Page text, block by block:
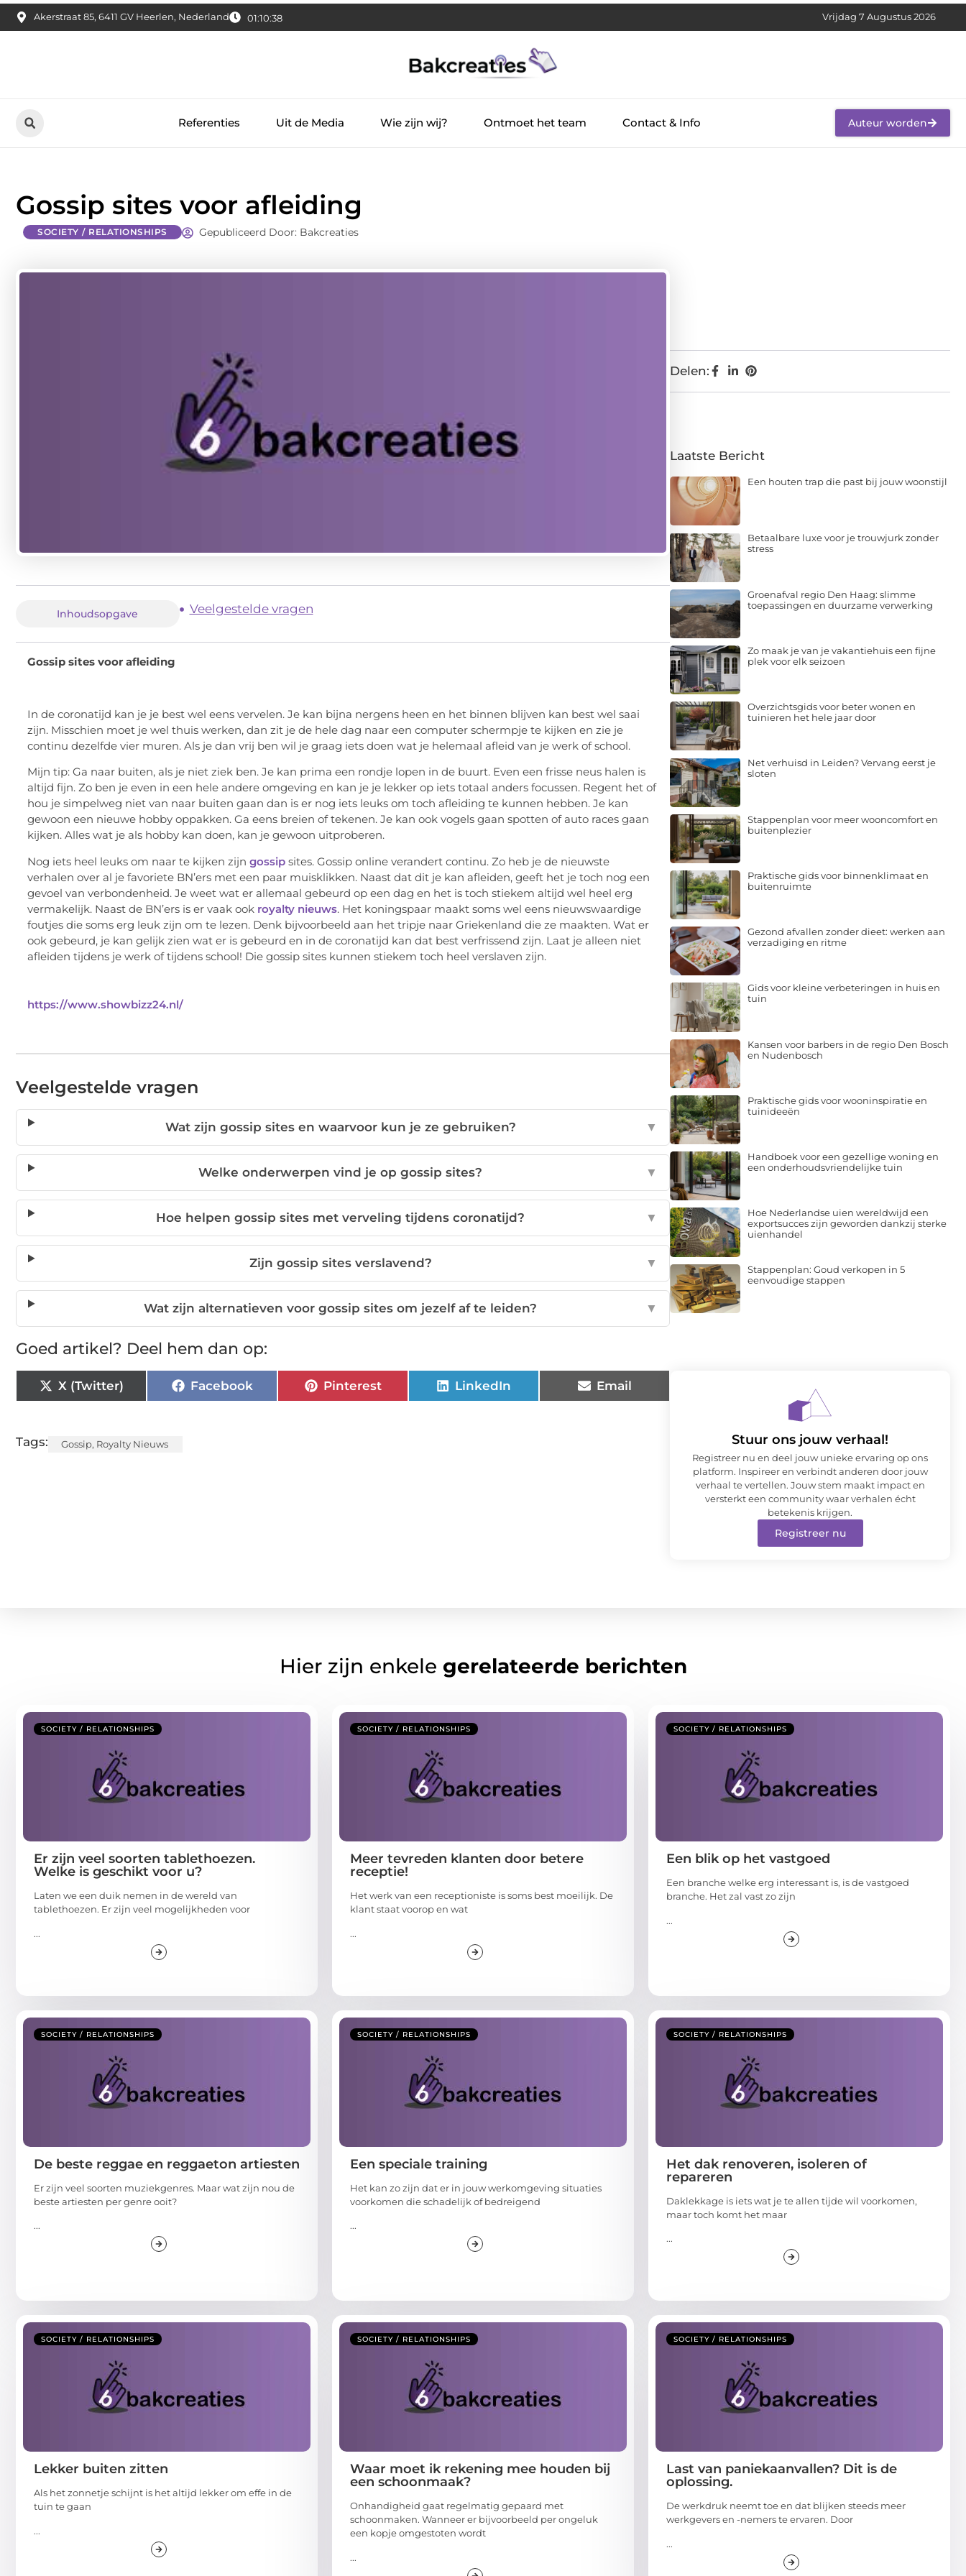
Akerstraat 85, 6411 GV Heerlen, Nederland 01:10:39 Vrijdag 7 Augustus 2026
Referenties Uit de Media Wie zijn wij? Ontmoet het team Contact & Info Auteur worden
Gossip sites voor afleiding
SOCIETY / RELATIONSHIPS Gepubliceerd Door: Bakcreaties
Inhoudsopgave Veelgestelde vragen
Gossip sites voor afleiding
In de coronatijd kan je je best wel eens vervelen. Je kan bijna nergens heen en het binnen blijven kan best wel saai
zijn. Misschien moet je wel thuis werken, dan zit je de hele dag naar een computer schermpje te kijken en zie je
continu dezelfde vier muren. Als je dan vrij ben wil je graag iets doen wat je helemaal afleid van je werk of school.
Mijn tip: Ga naar buiten, als je niet ziek ben. Je kan prima een rondje lopen in de buurt. Even een frisse neus halen is
altijd fijn. Zo ben je even in een hele andere omgeving en kan je je lekker op iets totaal anders focussen. Regent het of
hou je simpelweg niet van naar buiten gaan dan is er nog iets leuks om toch afleiding te kunnen hebben. Je kan
gewoon een nieuwe hobby oppakken. Ga eens breien of tekenen. Je kan ook vogels gaan spotten of auto races gaan
kijken. Alles wat je als hobby kan doen, kan je gewoon uitproberen.
Nog iets heel leuks om naar te kijken zijn gossip sites. Gossip online verandert continu. Zo heb je de nieuwste
verhalen over al je favoriete BN’ers met een paar muisklikken. Naast dat dit je kan afleiden, geeft het je toch nog een
gevoel van verbondenheid. Je weet wat er allemaal gebeurd op een dag en het is toch stiekem altijd wel heel erg
vermakelijk. Naast de BN’ers is er vaak ook royalty nieuws. Het koningspaar maakt soms wel eens nieuwswaardige
foutjes die soms erg leuk zijn om te lezen. Denk bijvoorbeeld aan het tripje naar Griekenland die ze maakten. Wat er
ook gebeurd, je kan gelijk zien wat er is gebeurd en in de coronatijd kan dat best verfrissend zijn. Laat je alleen niet
afleiden tijdens je werk of tijdens school! Die gossip sites kunnen stiekem toch heel verslaven zijn.
https://www.showbizz24.nl/
Veelgestelde vragen
Wat zijn gossip sites en waarvoor kun je ze gebruiken? ▼
Welke onderwerpen vind je op gossip sites? ▼
Hoe helpen gossip sites met verveling tijdens coronatijd? ▼
Zijn gossip sites verslavend? ▼
Wat zijn alternatieven voor gossip sites om jezelf af te leiden? ▼
Goed artikel? Deel hem dan op:
X (Twitter) Facebook Pinterest LinkedIn Email
Tags: Gossip, Royalty Nieuws
Delen:
Laatste Bericht
Een houten trap die past bij jouw woonstijl
Betaalbare luxe voor je trouwjurk zonder
stress
Groenafval regio Den Haag: slimme
toepassingen en duurzame verwerking
Zo maak je van je vakantiehuis een fijne
plek voor elk seizoen
Overzichtsgids voor beter wonen en
tuinieren het hele jaar door
Net verhuisd in Leiden? Vervang eerst je
sloten
Stappenplan voor meer wooncomfort en
buitenplezier
Praktische gids voor binnenklimaat en
buitenruimte
Gezond afvallen zonder dieet: werken aan
verzadiging en ritme
Gids voor kleine verbeteringen in huis en
tuin
Kansen voor barbers in de regio Den Bosch
en Nudenbosch
Praktische gids voor wooninspiratie en
tuinideeën
Handboek voor een gezellige woning en
een onderhoudsvriendelijke tuin
Hoe Nederlandse uien wereldwijd een
exportsucces zijn geworden dankzij sterke
uienhandel
Stappenplan: Goud verkopen in 5
eenvoudige stappen
Stuur ons jouw verhaal!
Registreer nu en deel jouw unieke ervaring op ons
platform. Inspireer en verbindt anderen door jouw
verhaal te vertellen. Jouw stem maakt impact en
versterkt een community waar verhalen écht
betekenis krijgen.
Registreer nu
Hier zijn enkele gerelateerde berichten
SOCIETY / RELATIONSHIPS
Er zijn veel soorten tablethoezen.
Welke is geschikt voor u?
Laten we een duik nemen in de wereld van
tablethoezen. Er zijn veel mogelijkheden voor
...
SOCIETY / RELATIONSHIPS
Meer tevreden klanten door betere
receptie!
Het werk van een receptioniste is soms best moeilijk. De
klant staat voorop en wat
...
SOCIETY / RELATIONSHIPS
Een blik op het vastgoed
Een branche welke erg interessant is, is de vastgoed
branche. Het zal vast zo zijn
...
SOCIETY / RELATIONSHIPS
De beste reggae en reggaeton artiesten
Er zijn veel soorten muziekgenres. Maar wat zijn nou de
beste artiesten per genre ooit?
...
SOCIETY / RELATIONSHIPS
Een speciale training
Het kan zo zijn dat er in jouw werkomgeving situaties
voorkomen die schadelijk of bedreigend
...
SOCIETY / RELATIONSHIPS
Het dak renoveren, isoleren of
repareren
Daklekkage is iets wat je te allen tijde wil voorkomen,
maar toch komt het maar
...
SOCIETY / RELATIONSHIPS
Lekker buiten zitten
Als het zonnetje schijnt is het altijd lekker om effe in de
tuin te gaan
...
SOCIETY / RELATIONSHIPS
Waar moet ik rekening mee houden bij
een schoonmaak?
Onhandigheid gaat regelmatig gepaard met
schoonmaken. Wanneer er bijvoorbeeld per ongeluk
een kopje omgestoten wordt
...
SOCIETY / RELATIONSHIPS
Last van paniekaanvallen? Dit is de
oplossing.
De werkdruk neemt toe en dat blijken steeds meer
werkgevers en -nemers te ervaren. Door
...